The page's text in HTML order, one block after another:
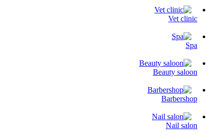
Vet clinic
Spa
Beauty saloon
Barbershop
Nail salon